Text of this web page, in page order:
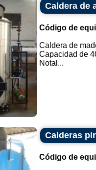
Caldera de
Código de
Caldera de
Capacidad de
Notal...
Calderas
Código de